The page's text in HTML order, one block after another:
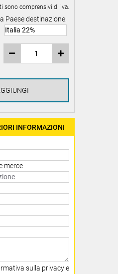
sono comprensivi di iva.
Paese destinazione:
INFORMAZIONI
merce